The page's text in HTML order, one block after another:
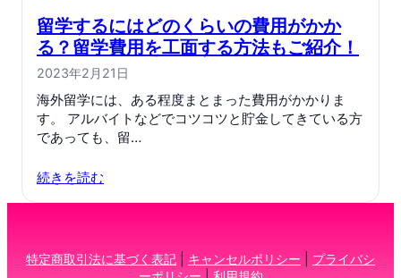
留学するにはどのくらいの費用がかか
る？留学費用を工面する方法もご紹介！
2023年2月21日
海外留学には、ある程度まとまった費用がかかりま
す。 アルバイトなどでコツコツと貯金してきている方
であっても、留…
続きを読む
特定商取引法に基づく表記 キャンセルポリシー
プライバシ